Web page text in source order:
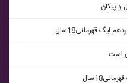
و پیکان
ليگ قهرمانی18سال
است